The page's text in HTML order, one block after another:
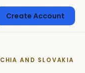
Create Account
AND SLOVAKIA